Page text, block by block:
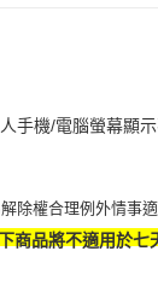
，將依據個別帳號之
用他人資訊註冊。若發
止該用戶之使用額度並
手機/電腦螢幕顯
除權合理例外情事
商品將不適用於七